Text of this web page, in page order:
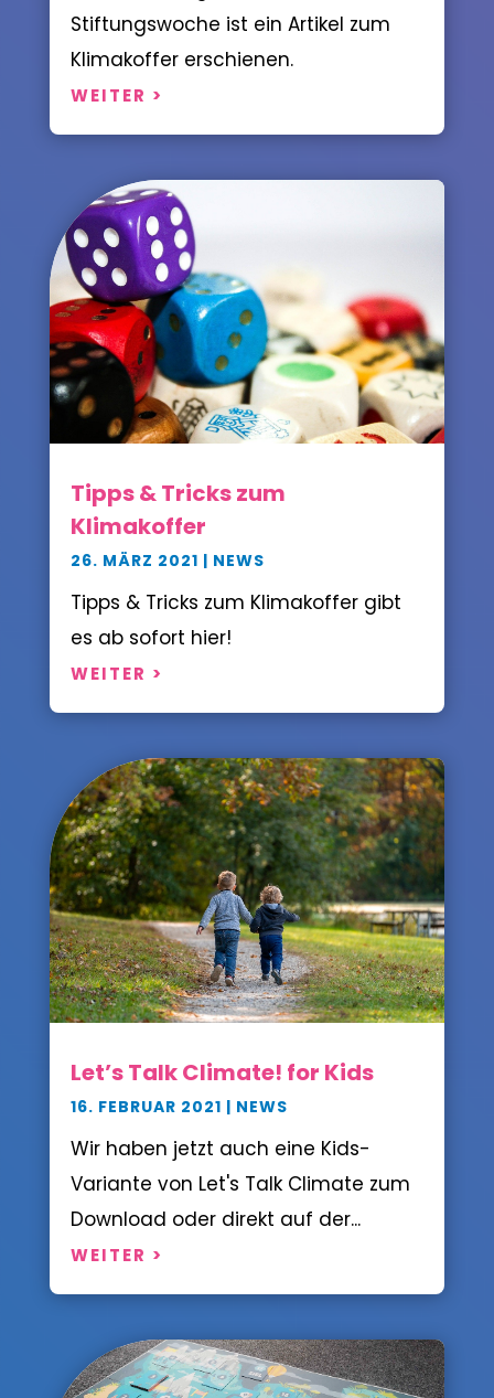
Stiftungswoche ist ein Artikel zum
Klimakoffer erschienen.
WEITER >
Tipps & Tricks zum
Klimakoffer
26. MÄRZ 2021 | NEWS
Tipps & Tricks zum Klimakoffer gibt
es ab sofort hier!
WEITER >
Let’s Talk Climate! for Kids
16. FEBRUAR 2021 | NEWS
Wir haben jetzt auch eine Kids-
Variante von Let's Talk Climate zum
Download oder direkt auf der...
WEITER >